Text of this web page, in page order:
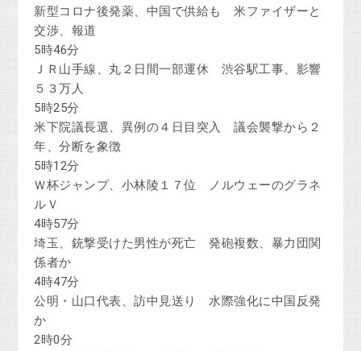
新型コロナ後発薬、中国で供給も 米ファイザーと
交渉、報道
5時46分
ＪＲ山手線、丸２日間一部運休 渋谷駅工事、影響
５３万人
5時25分
米下院議長選、異例の４日目突入 議会襲撃から２
年、分断を象徴
5時12分
Ｗ杯ジャンプ、小林陵１７位 ノルウェーのグラネ
ルＶ
4時57分
埼玉、銃撃受けた男性が死亡 発砲複数、暴力団関
係者か
4時47分
公明・山口代表、訪中見送り 水際強化に中国反発
か
2時0分